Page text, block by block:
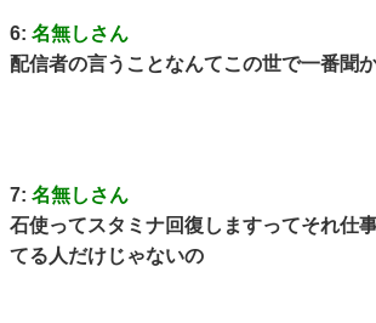
6: 名無しさん
配信者の言うことなんてこの世で一番聞
7: 名無しさん
石使ってスタミナ回復しますってそれ仕
てる人だけじゃないの